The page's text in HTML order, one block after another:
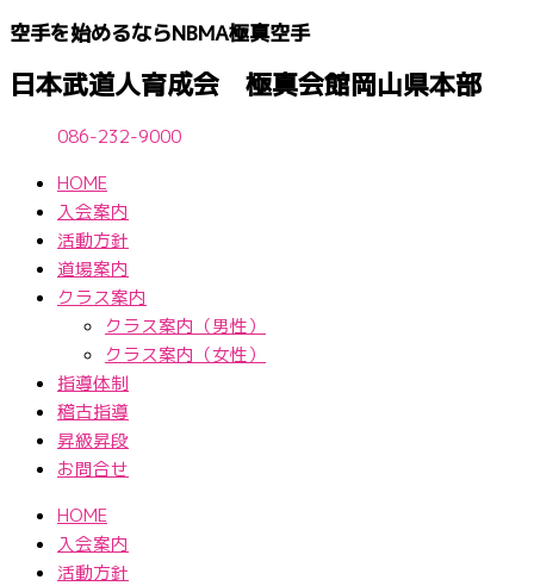
容
を
ス
空手を始めるならNBМA極真空手
日本武道人育成会 極真会館岡山県本部
086-232-9000
HOME
入会案内
活動方針
道場案内
クラス案内
クラス案内（男性）
クラス案内（女性）
指導体制
稽古指導
昇級昇段
お問合せ
HOME
入会案内
活動方針